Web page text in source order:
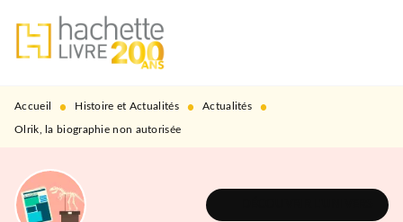
MENU RECHERCHE
PIED DE PAGE
Accueil • Histoire et Actualités • Actualités •
Olrik, la biographie non autorisée